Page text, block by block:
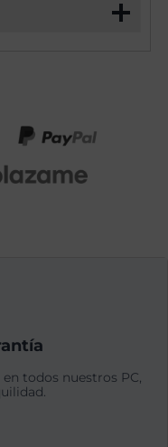
todos nuestros PC,